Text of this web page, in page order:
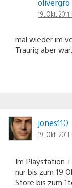
Navigation
olivergro
19. Okt.
mal wieder im
Traurig aber war.
jones110
19. Okt.
Im Playstation
nur bis zum 19
Store bis zum